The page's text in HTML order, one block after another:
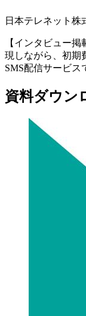
日本テレネット株
【インタビュー
現しながら、初期
SMS配信サービス
資料ダウン